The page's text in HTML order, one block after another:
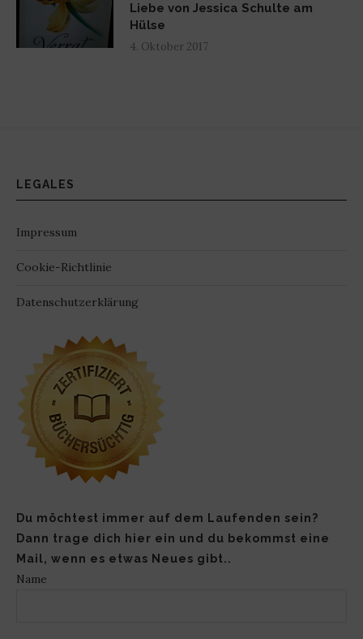
Liebe von Jessica Schulte am
Hülse
4. Oktober 2017
LEGALES
Impressum
Cookie-Richtlinie
Datenschutzerklärung
Du möchtest immer auf dem Laufenden sein?
Dann trage dich hier ein und du bekommst eine
Mail, wenn es etwas Neues gibt..
Name